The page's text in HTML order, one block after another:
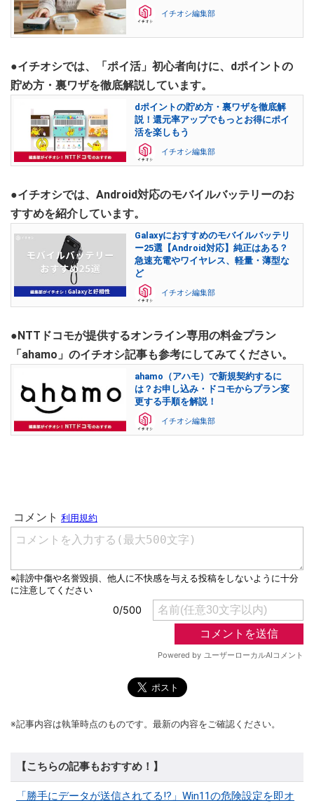
イチオシ編集部
●イチオシでは、「ポイ活」初心者向けに、dポイントの
貯め方・裏ワザを徹底解説しています。
dポイントの貯め方・裏ワザを徹底解
説！還元率アップでもっとお得にポイ
活を楽しもう
イチオシ編集部
●イチオシでは、Android対応のモバイルバッテリーのお
すすめを紹介しています。
Galaxyにおすすめのモバイルバッテリ
ー25選【Android対応】純正はある？
急速充電やワイヤレス、軽量・薄型な
ど
イチオシ編集部
●NTTドコモが提供するオンライン専用の料金プラン
「ahamo」のイチオシ記事も参考にしてみてください。
ahamo（アハモ）で新規契約するに
は？お申し込み・ドコモからプラン変
更する手順を解説！
イチオシ編集部
※記事内容は執筆時点のものです。最新の内容をご確認ください。
【こちらの記事もおすすめ！】
「勝手にデータが送信されてる!?」Win11の危険設定を即オ